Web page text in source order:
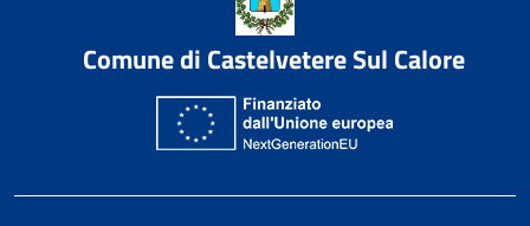
Comune di Castelvetere Sul Calore